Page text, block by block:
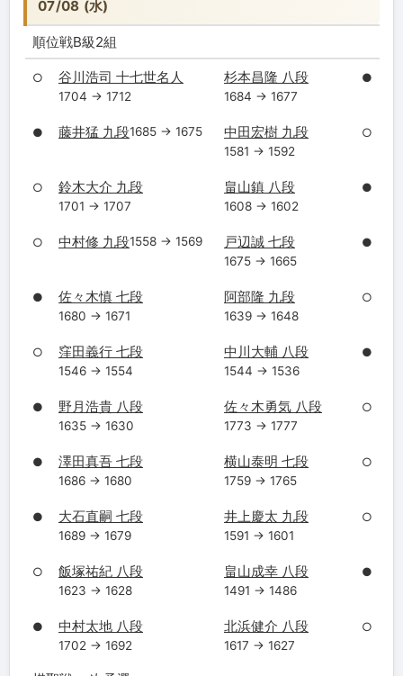
07/08 (水)
順位戦B級2組
○ 谷川浩司 十七世名人
1704 → 1712
杉本昌隆 八段
1684 → 1677
●
● 藤井猛 九段1685 → 1675 中田宏樹 九段
1581 → 1592
○
○ 鈴木大介 九段
1701 → 1707
畠山鎮 八段
1608 → 1602
●
○ 中村修 九段1558 → 1569 戸辺誠 七段
1675 → 1665
●
● 佐々木慎 七段
1680 → 1671
阿部隆 九段
1639 → 1648
○
○ 窪田義行 七段
1546 → 1554
中川大輔 八段
1544 → 1536
●
● 野月浩貴 八段
1635 → 1630
佐々木勇気 八段
1773 → 1777
○
● 澤田真吾 七段
1686 → 1680
横山泰明 七段
1759 → 1765
○
● 大石直嗣 七段
1689 → 1679
井上慶太 九段
1591 → 1601
○
○ 飯塚祐紀 八段
1623 → 1628
畠山成幸 八段
1491 → 1486
●
● 中村太地 八段
1702 → 1692
北浜健介 八段
1617 → 1627
○